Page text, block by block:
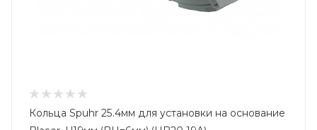
Кольца Spuhr 25.4мм для установки на основание